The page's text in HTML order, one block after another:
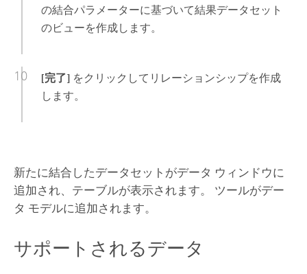
の結合パラメーターに基づいて結果データセット
のビューを作成します。
[完了]をクリックしてリレーションシップを作成
します。
新たに結合したデータセットがデータ ウィンドウに
追加され、テーブルが表示されます。 ツールがデー
タ モデルに追加されます。
サポートされるデータ